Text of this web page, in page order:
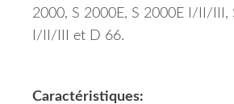
2000, S 2000E, S 2000E I/II/III,
I/II/III et D 66.
Caractéristiques: